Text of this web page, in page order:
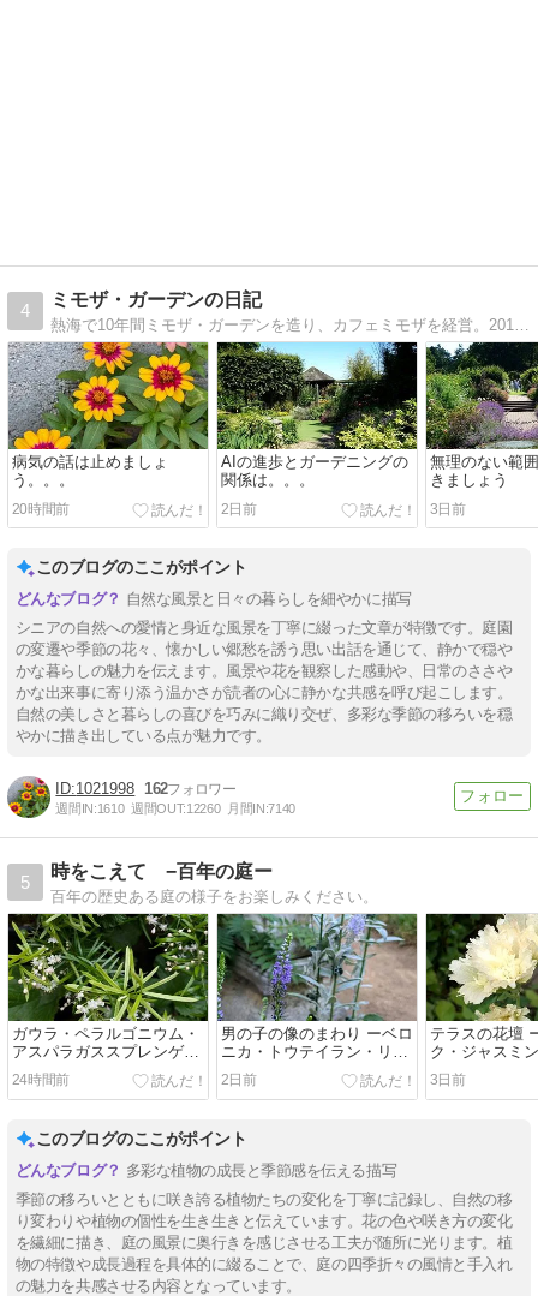
4
ミモザ・ガーデンの日記
熱海で10年間ミモザ・ガーデンを造り、カフェミモザを経営。2019年夏に東京に戻る。今後は東京の狭い庭でガーデニングを楽しみながら、都会での充実したシニアライフを楽しみたいと思っている。
病気の話は止めましょ
う。。。
20時間前
AIの進歩とガーデニングの
関係は。。。
2日前
無理のない範
きましょう
3日前
このブログのここがポイント
自然な風景と日々の暮らしを細やかに描写
シニアの自然への愛情と身近な風景を丁寧に綴った文章が特徴です。庭園
の変遷や季節の花々、懐かしい郷愁を誘う思い出話を通じて、静かで穏や
かな暮らしの魅力を伝えます。風景や花を観察した感動や、日常のささや
かな出来事に寄り添う温かさが読者の心に静かな共感を呼び起こします。
自然の美しさと暮らしの喜びを巧みに織り交ぜ、多彩な季節の移ろいを穏
やかに描き出している点が魅力です。
1021998 162
週間IN:1610 週間OUT:12260 月間IN:7140
5
時をこえて −百年の庭ー
百年の歴史ある庭の様子をお楽しみください。
ガウラ・ペラルゴニウム・
アスパラガススプレンゲリ
ー・ヤブミョウガ
24時間前
男の子の像のまわり ーベロ
ニカ・トウテイラン・リト
ルマーメイド・ニワナナカ
マドー
2日前
テラスの花壇
ク・ジャスミ
ツキア・ハゼ
3日前
このブログのここがポイント
多彩な植物の成長と季節感を伝える描写
季節の移ろいとともに咲き誇る植物たちの変化を丁寧に記録し、自然の移
り変わりや植物の個性を生き生きと伝えています。花の色や咲き方の変化
を繊細に描き、庭の風景に奥行きを感じさせる工夫が随所に光ります。植
物の特徴や成長過程を具体的に綴ることで、庭の四季折々の風情と手入れ
の魅力を共感させる内容となっています。